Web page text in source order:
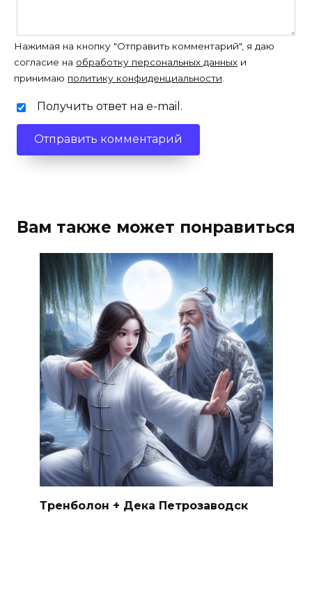
Нажимая на кнопку "Отправить комментарий", я даю
согласие на обработку персональных данных и
принимаю политику конфиденциальности
Получить ответ на e-mail.
Вам также может понравиться
Тренболон + Дека Петрозаводск